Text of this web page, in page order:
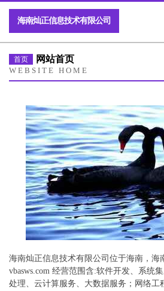
海南灿正信息技术有限公司
首页 网站首页
WEBSITE HOME
海南灿正信息技术有限公司位于海南，海
vbasws.com 经营范围含:软件开发、系统
处理、云计算服务、大数据服务；网络工